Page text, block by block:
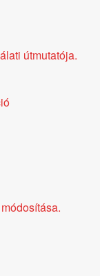
útmutatója.